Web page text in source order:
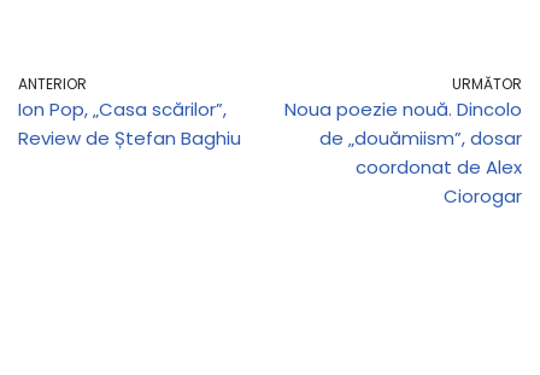
ANTERIOR
Ion Pop, „Casa scărilor”,
Review de Ștefan Baghiu
URMĂTOR
Noua poezie nouă. Dincolo
de „douămiism”, dosar
coordonat de Alex
Ciorogar